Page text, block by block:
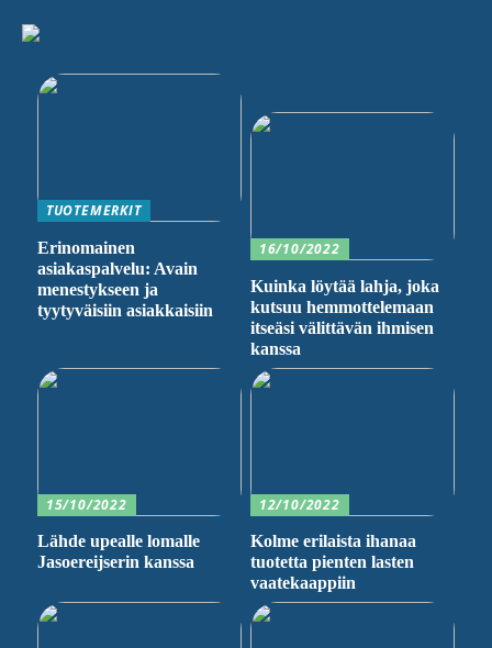
TUOTEMERKIT
Erinomainen
asiakaspalvelu: Avain
menestykseen ja
tyytyväisiin asiakkaisiin
16/10/2022
Kuinka löytää lahja, joka
kutsuu hemmottelemaan
itseäsi välittävän ihmisen
kanssa
15/10/2022
Lähde upealle lomalle
Jasoereijserin kanssa
12/10/2022
Kolme erilaista ihanaa
tuotetta pienten lasten
vaatekaappiin